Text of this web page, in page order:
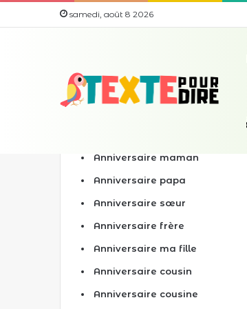
samedi, août 8 2026
Anniversaire maman
Anniversaire papa
Anniversaire sœur
Anniversaire frère
Anniversaire ma fille
Anniversaire cousin
Anniversaire cousine